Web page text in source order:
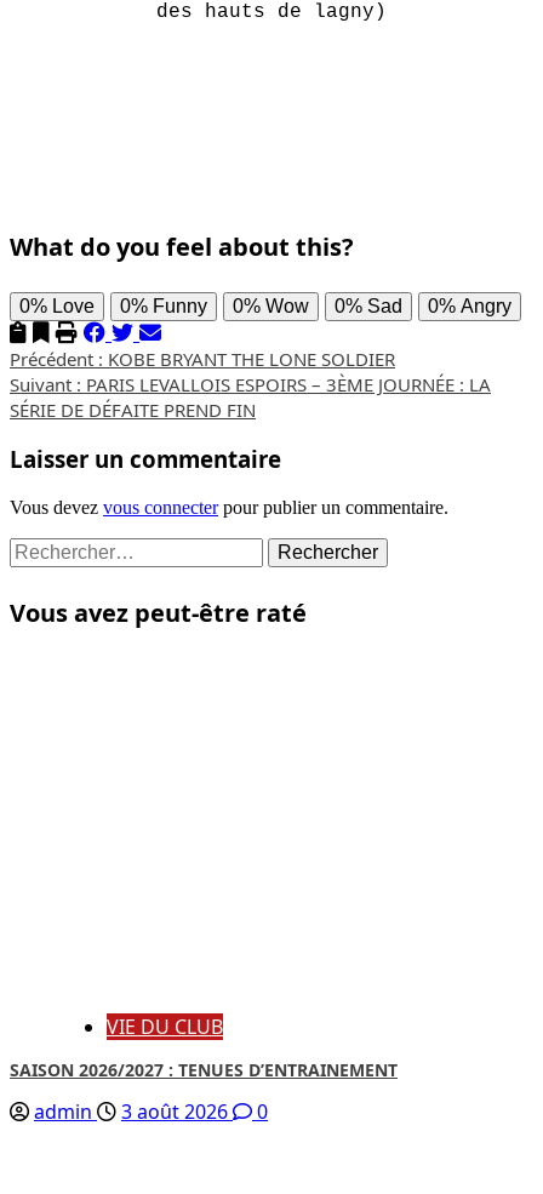
des hauts de lagny)
What do you feel about this?
0% Love 0% Funny 0% Wow 0% Sad 0% Angry
Navigation
d’article
Précédent : KOBE BRYANT THE LONE SOLDIER
Suivant : PARIS LEVALLOIS ESPOIRS – 3ÈME JOURNÉE : LA
SÉRIE DE DÉFAITE PREND FIN
Laisser un commentaire
Vous devez vous connecterpour publier un commentaire.
Rechercher :
Vous avez peut-être raté
VIE DU CLUB
SAISON 2026/2027 : TENUES D’ENTRAINEMENT
admin 3 août 2026 0